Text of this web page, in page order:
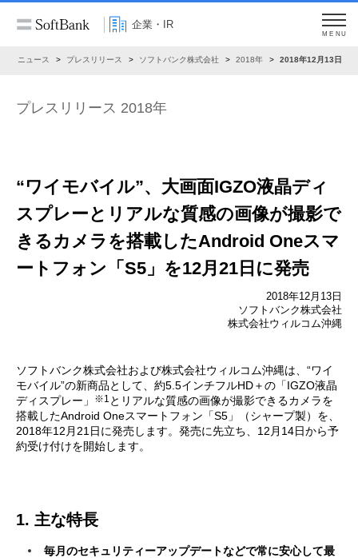
企業・IR
MENU
ニュース プレスリリース ソフトバンク株式会社 2018年 2018年12月13日
プレスリリース 2018年
“ワイモバイル”、大画面IGZO液晶ディ
スプレーとリアルな質感の画像が撮影で
きるカメラを搭載したAndroid Oneスマ
ートフォン「S5」を12月21日に発売
2018年12月13日
ソフトバンク株式会社
株式会社ウィルコム沖縄
ソフトバンク株式会社および株式会社ウィルコム沖縄は、“ワイ
モバイル”の新商品として、約5.5インチフルHD＋の「IGZO液晶
ディスプレー」
※1 とリアルな質感の画像が撮影できるカメラを
搭載したAndroid Oneスマートフォン「S5」（シャープ製）を、
2018年12月21日に発売します。発売に先立ち、12月14日から予
約受け付けを開始します。
1. 主な特長
毎月のセキュリティーアップデートなどで常に安心して最